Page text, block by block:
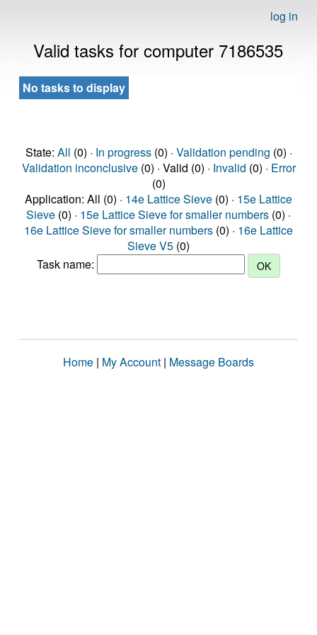
log in
Valid tasks for computer 7186535
No tasks to display
State: All (0) · In progress(0) · Validation pending (0) ·
Validation inconclusive(0) · Valid (0) · Invalid (0) · Error
(0)
Application: All (0) · 14e Lattice Sieve (0) · 15e Lattice
Sieve (0) · 15e Lattice Sieve for smaller numbers (0) ·
16e Lattice Sieve for smaller numbers (0) · 16e Lattice
Sieve V5 (0)
Task name:
Home | My Account | Message Boards